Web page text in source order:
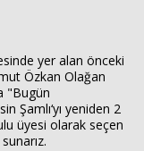
yer alan önceki
Özkan Olağan
"Bugün
Şamlı‘yı yeniden 2
üyesi olarak seçen